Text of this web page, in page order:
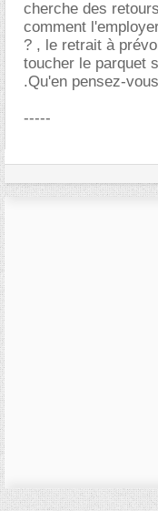
cherche des
comment
? , le retrait à
toucher le parquet
.Qu'en pensez-
-----